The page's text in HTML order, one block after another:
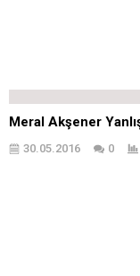
Meral Akşener
30.05.2016 0